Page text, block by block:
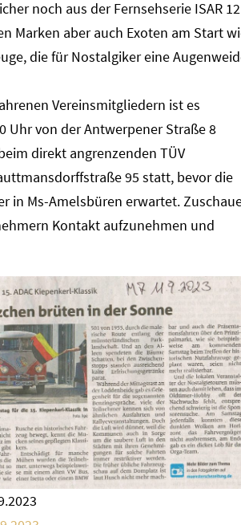
noch aus der Fernsehserie ISAR 12
Marken aber auch Exoten am Start
die für Nostalgiker eine
Vereinsmitgliedern ist es
Uhr von der Antwerpener Straße 8
direkt angrenzenden TÜV
95 statt, bevor die
in Ms-Amelsbüren erwartet.
Kontakt aufzunehmen und